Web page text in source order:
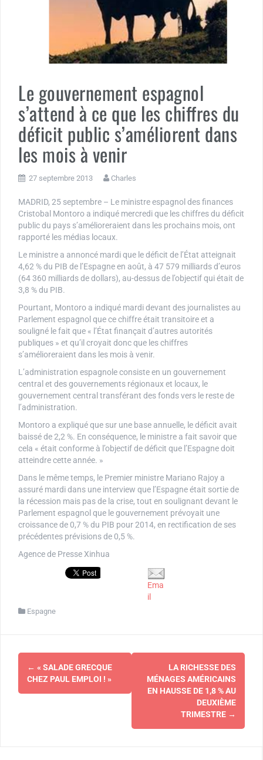
Le gouvernement espagnol
s’attend à ce que les chiffres du
déficit public s’améliorent dans
les mois à venir
27 septembre 2013 Charles
MADRID, 25 septembre – Le ministre espagnol des finances
Cristobal Montoro a indiqué mercredi que les chiffres du déficit
public du pays s’amélioreraient dans les prochains mois, ont
rapporté les médias locaux.
Le ministre a annoncé mardi que le déficit de l’État atteignait
4,62 % du PIB de l’Espagne en août, à 47 579 milliards d’euros
(64 360 milliards de dollars), au-dessus de l’objectif qui était de
3,8 % du PIB.
Pourtant, Montoro a indiqué mardi devant des journalistes au
Parlement espagnol que ce chiffre était transitoire et a
souligné le fait que « l’État finançait d’autres autorités
publiques » et qu’il croyait donc que les chiffres
s’amélioreraient dans les mois à venir.
L’administration espagnole consiste en un gouvernement
central et des gouvernements régionaux et locaux, le
gouvernement central transférant des fonds vers le reste de
l’administration.
Montoro a expliqué que sur une base annuelle, le déficit avait
baissé de 2,2 %. En conséquence, le ministre a fait savoir que
cela « était conforme à l’objectif de déficit que l’Espagne doit
atteindre cette année. »
Dans le même temps, le Premier ministre Mariano Rajoy a
assuré mardi dans une interview que l’Espagne était sortie de
la récession mais pas de la crise, tout en soulignant devant le
Parlement espagnol que le gouvernement prévoyait une
croissance de 0,7 % du PIB pour 2014, en rectification de ses
précédentes prévisions de 0,5 %.
Agence de Presse Xinhua
Ema
il
Espagne
Navigation
d'article
← « SALADE GRECQUE
CHEZ PAUL EMPLOI ! »
LA RICHESSE DES
MÉNAGES AMÉRICAINS
EN HAUSSE DE 1,8 % AU
DEUXIÈME
TRIMESTRE →